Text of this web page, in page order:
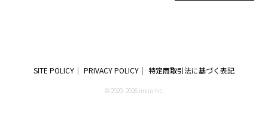
SITE POLICY PRIVACY POLICY 特定商取引法に基づく表記
© 2020 -2026 iroiro inc.